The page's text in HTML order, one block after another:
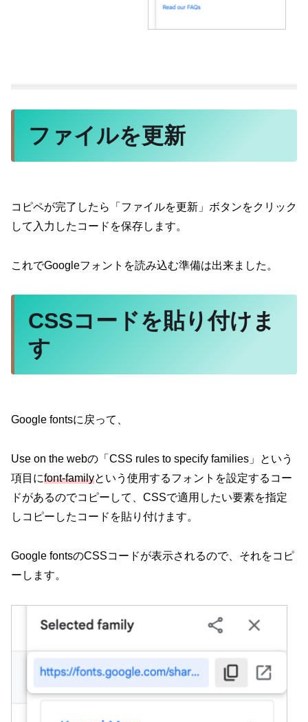
ファイルを更新
コピペが完了したら「ファイルを更新」ボタンをクリック
して入力したコードを保存します。
これでGoogleフォントを読み込む準備は出来ました。
CSSコードを貼り付けま
す
Google fontsに戻って、
Use on the webの「CSS rules to specify families」という
項目にfont-familyという使用するフォントを設定するコー
ドがあるのでコピーして、CSSで適用したい要素を指定
しコピーしたコードを貼り付けます。
Google fontsのCSSコードが表示されるので、それをコピ
ーします。